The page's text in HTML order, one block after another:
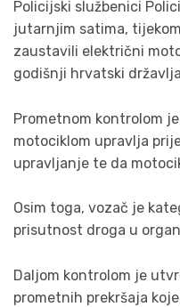
Policijski službenici
jutarnjim satima,
zaustavili električni
godišnji hrvatski
Prometnom kontrolom
motociklom upravlja
upravljanje te da
Osim toga, vozač je
prisutnost droga u
Daljom kontrolom je
prometnih prekršaja